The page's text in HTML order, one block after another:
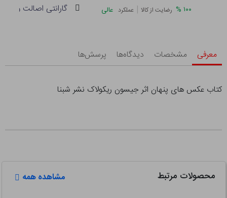
۱۰۰ % رضایت از کالا | عملکرد عالی گارانتی اصالت و
معرفی مشخصات دیدگاه‌ها پرسش‌ها
کتاب عکس های پنهان اثر جیسون ریکولاک نشر شبنا
محصولات مرتبط مشاهده همه